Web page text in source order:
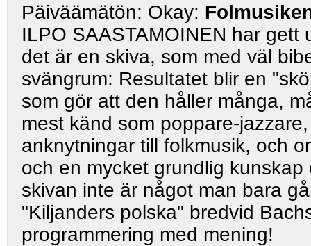
Päiväämätön: Okay:
ILPO SAASTAMOINEN har
det är en skiva, som med väl
svängrum: Resultatet blir en
som gör att den håller många,
mest känd som poppare-
anknytningar till folkmusik, och
och en mycket grundlig
skivan inte är något man bara
"Kiljanders polska" bredvid
programmering med mening!